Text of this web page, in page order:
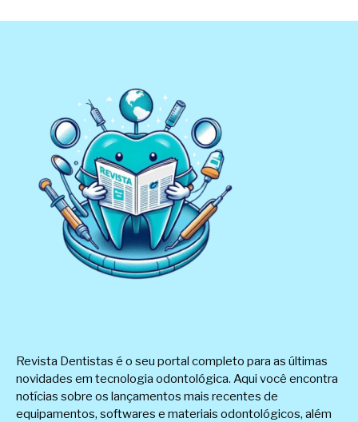
Revista Dentistas é o seu portal completo para as últimas
novidades em tecnologia odontológica. Aqui você encontra
notícias sobre os lançamentos mais recentes de
equipamentos, softwares e materiais odontológicos, além